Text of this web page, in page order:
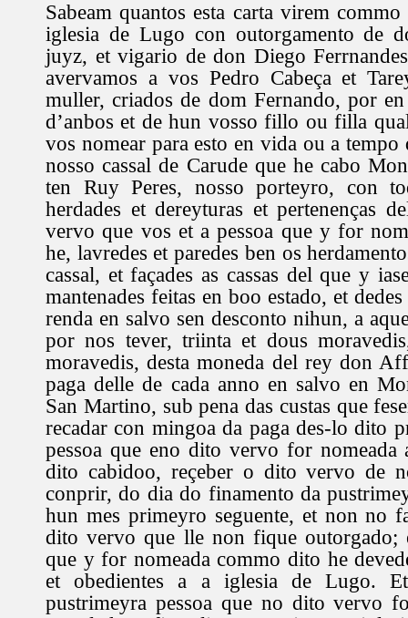
Sabeam quantos esta carta virem
iglesia de Lugo con outorgamento de
juyz, et vigario de don Diego
avervamos a vos Pedro Cabeça et
muller, criados de dom Fernando, por
d’anbos et de hun vosso fillo ou filla
vos nomear para esto en vida ou a
nosso cassal de Carude que he cabo
ten Ruy Peres, nosso porteyro, con
herdades et dereyturas et pertenenças
vervo que vos et a pessoa que y for
he, lavredes et paredes ben os
cassal, et façades as cassas del que y
mantenades feitas en boo estado, et
renda en salvo sen desconto nihun, a
por nos tever, triinta et dous
moravedis, desta moneda del rey don
paga delle de cada anno en salvo en
San Martino, sub pena das custas que
recadar con mingoa da paga des-lo dito
pessoa que eno dito vervo for
dito cabidoo, reçeber o dito vervo de
conprir, do dia do finamento da
hun mes primeyro seguente, et non no
dito vervo que lle non fique outorgado;
que y for nomeada commo dito he
et obedientes a a iglesia de Lugo.
pustrimeyra pessoa que no dito vervo